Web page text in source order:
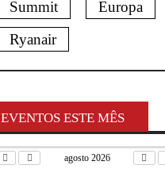
Summit
Europa
Ryanair
EVENTOS ESTE MÊS
agosto 2026